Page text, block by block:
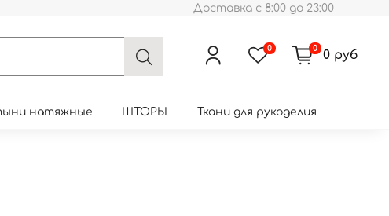
Доставка с 8:00 до 23:00
0 0 0 руб
натяжные ШТОРЫ Ткани для рукоделия